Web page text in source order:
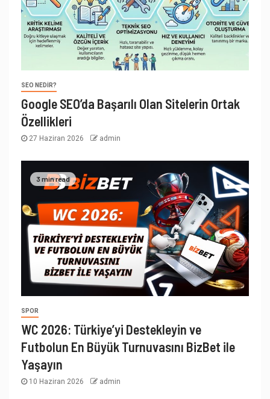
SEO NEDIR?
Google SEO’da Başarılı Olan Sitelerin Ortak
Özellikleri
27 Haziran 2026 admin
3 min read
SPOR
WC 2026: Türkiye’yi Destekleyin ve
Futbolun En Büyük Turnuvasını BizBet ile
Yaşayın
10 Haziran 2026 admin